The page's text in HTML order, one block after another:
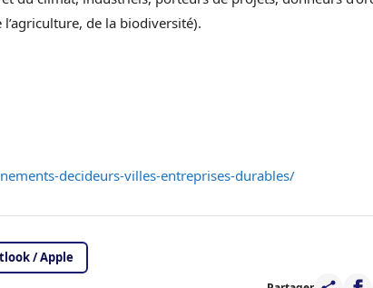
de la biodiversité).
decideurs-villes-entreprises-durables/
/ Apple